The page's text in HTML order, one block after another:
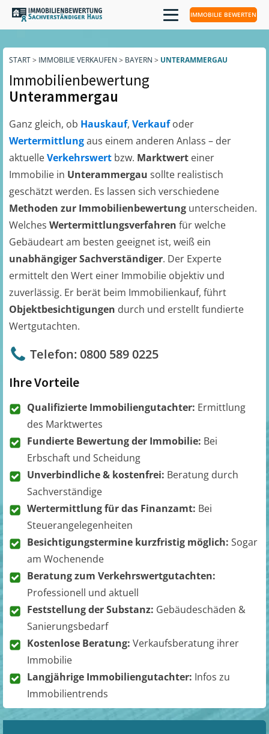
IMMOBILIE BEWERTEN
START> IMMOBILIE VERKAUFEN > BAYERN > UNTERAMMERGAU
Immobilienbewertung
Unterammergau
Ganz gleich, ob Hauskauf, Verkaufoder
Wertermittlungaus einem anderen Anlass – der
aktuelleVerkehrswert bzw. Marktwert einer
Immobilie in Unterammergau sollte realistisch
geschätzt werden. Es lassen sich verschiedene
Methoden zur Immobilienbewertung unterscheiden.
Welches Wertermittlungsverfahren für welche
Gebäudeart am besten geeignet ist, weiß ein
unabhängiger Sachverständiger. Der Experte
ermittelt den Wert einer Immobilie objektiv und
zuverlässig. Er berät beim Immobilienkauf, führt
Objektbesichtigungen durch und erstellt fundierte
Wertgutachten.
Telefon: 0800 589 0225
Ihre Vorteile
Qualifizierte Immobiliengutachter: Ermittlung
des Marktwertes
Fundierte Bewertung der Immobilie: Bei
Erbschaft und Scheidung
Unverbindliche & kostenfrei: Beratung durch
Sachverständige
Wertermittlung für das Finanzamt: Bei
Steuerangelegenheiten
Besichtigungstermine kurzfristig möglich: Sogar
am Wochenende
Beratung zum Verkehrswertgutachten:
Professionell und aktuell
Feststellung der Substanz: Gebäudeschäden &
Sanierungsbedarf
Kostenlose Beratung: Verkaufsberatung ihrer
Immobilie
Langjährige Immobiliengutachter: Infos zu
Immobilientrends